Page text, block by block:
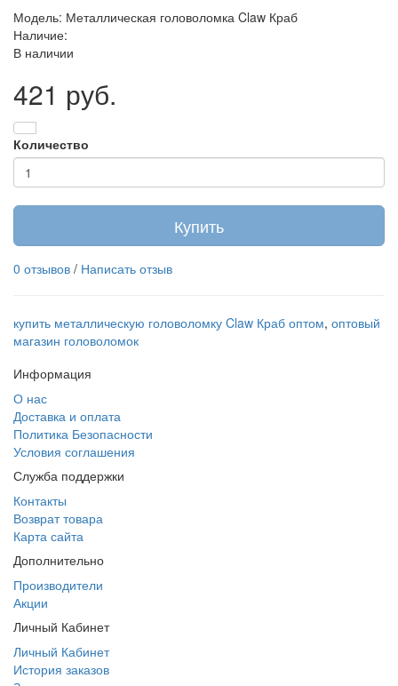
Модель: Металлическая головоломка Claw Краб
Наличие:
В наличии
421 руб.
Количество
Купить
0 отзывов / Написать отзыв
купить металлическую головоломку Claw Краб оптом, оптовый
магазин головоломок
Информация
О нас
Доставка и оплата
Политика Безопасности
Условия соглашения
Служба поддержки
Контакты
Возврат товара
Карта сайта
Дополнительно
Производители
Акции
Личный Кабинет
Личный Кабинет
История заказов